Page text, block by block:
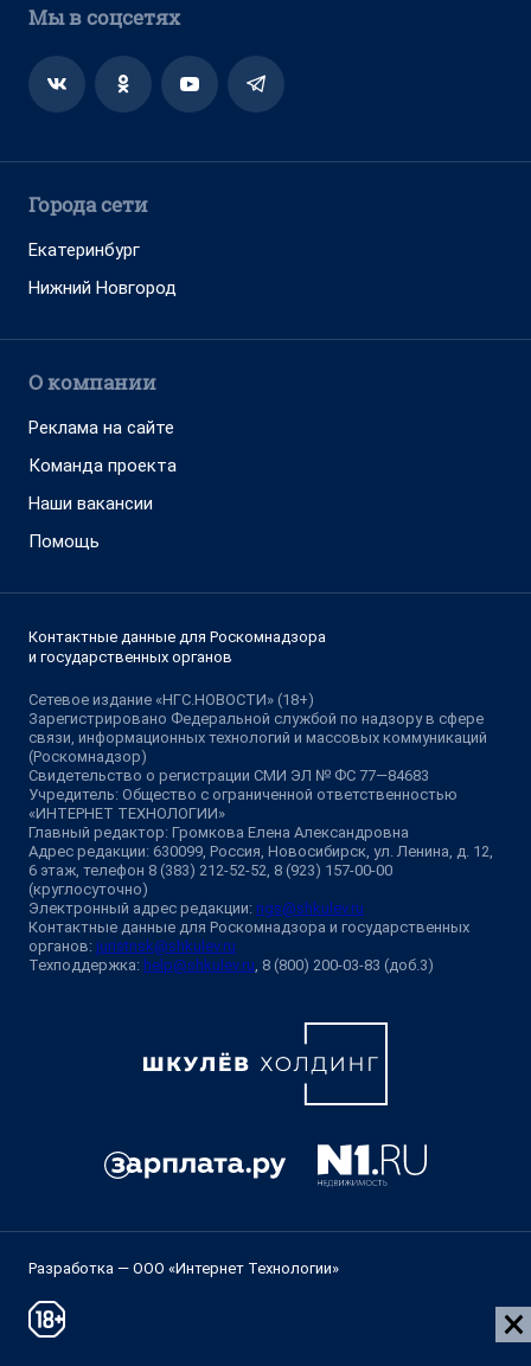
Мы в соцсетях
Города сети
Екатеринбург
Нижний Новгород
О компании
Реклама на сайте
Команда проекта
Наши вакансии
Помощь
Контактные данные для Роскомнадзора
и государственных органов
Сетевое издание «НГС.НОВОСТИ» (18+)
Зарегистрировано Федеральной службой по надзору в сфере
связи, информационных технологий и массовых коммуникаций
(Роскомнадзор)
Свидетельство о регистрации СМИ ЭЛ № ФС 77—84683
Учредитель: Общество с ограниченной ответственностью
«ИНТЕРНЕТ ТЕХНОЛОГИИ»
Главный редактор: Громкова Елена Александровна
Адрес редакции: 630099, Россия, Новосибирск, ул. Ленина, д. 12,
6 этаж, телефон 8 (383) 212-52-52, 8 (923) 157-00-00
(круглосуточно)
Электронный адрес редакции: ngs@shkulev.ru
Контактные данные для Роскомнадзора и государственных
органов: juristnsk@shkulev.ru
Техподдержка: help@shkulev.ru , 8 (800) 200-03-83 (доб.3)
Разработка — ООО «Интернет Технологии»